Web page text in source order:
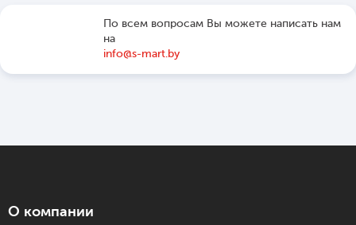
По всем вопросам Вы можете написать нам
на
info@s-mart.by
О компании